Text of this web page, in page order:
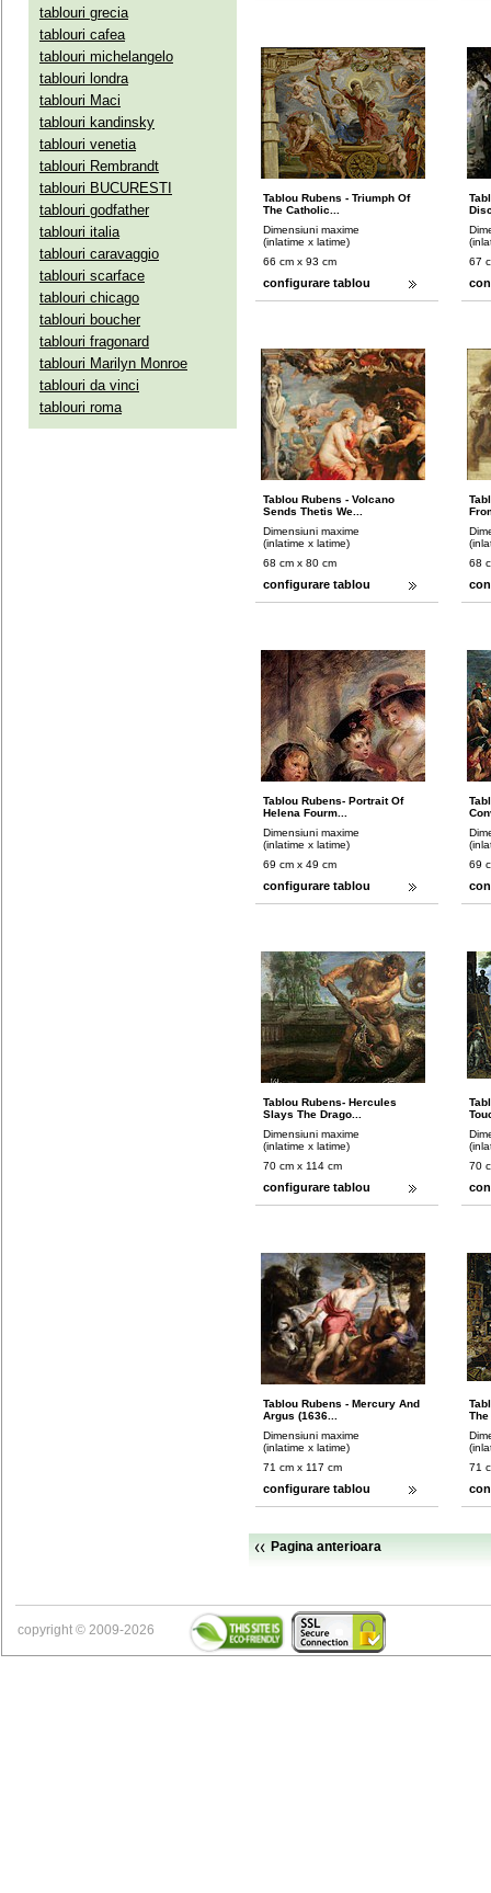
tablouri grecia
tablouri cafea
tablouri michelangelo
tablouri londra
tablouri Maci
tablouri kandinsky
tablouri venetia
tablouri Rembrandt
tablouri BUCURESTI
tablouri godfather
tablouri italia
tablouri caravaggio
tablouri scarface
tablouri chicago
tablouri boucher
tablouri fragonard
tablouri Marilyn Monroe
tablouri da vinci
tablouri roma
Tablou Rubens - Triumph Of
The Catholic...
Dimensiuni maxime
(inlatime x latime)
66 cm x 93 cm
configurare tablou
67
Tablou Rubens - Volcano
Sends Thetis We...
Dimensiuni maxime
(inlatime x latime)
68 cm x 80 cm
configurare tablou
68
Tablou Rubens- Portrait Of
Helena Fourm...
Dimensiuni maxime
(inlatime x latime)
69 cm x 49 cm
configurare tablou
69
Tablou Rubens- Hercules
Slays The Drago...
Dimensiuni maxime
(inlatime x latime)
70 cm x 114 cm
configurare tablou
70
Tablou Rubens - Mercury And
Argus (1636...
Dimensiuni maxime
(inlatime x latime)
71 cm x 117 cm
configurare tablou
71
Pagina anterioara
copyright © 2009-2026